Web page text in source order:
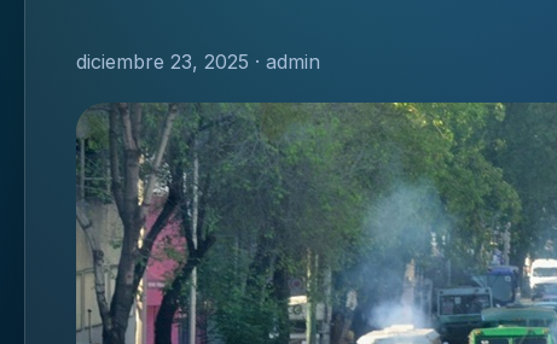
diciembre 23, 2025 · admin